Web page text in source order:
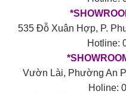
535 Đỗ Xuân Hợp, P.
Hotline:
Vườn Lài, Phường An
Holine: